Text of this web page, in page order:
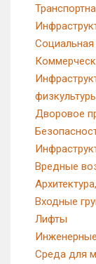
Социальная
Дворовое
Вредные
Входные
Лифты
Среда для